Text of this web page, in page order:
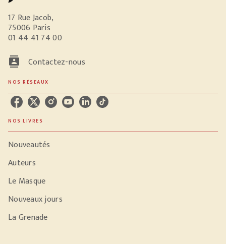
17 Rue Jacob,
75006 Paris
01 44 41 74 00
contacts Contactez-nous
NOS RÉSEAUX
NOS LIVRES
Nouveautés
Auteurs
Le Masque
Nouveaux jours
La Grenade